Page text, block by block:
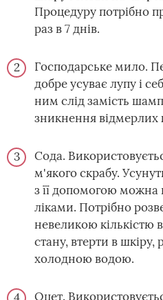
Процедуру потрібно
раз в 7 днів.
Господарське мило.
добре усуває лупу і
ним слід замість
зникнення відмерлих
Сода.
м'якого скрабу.
з її допомогою
ліками. Потрібно
невеликою кількістю
стану, втерти в шкіру,
холодною водою.
Оцет.